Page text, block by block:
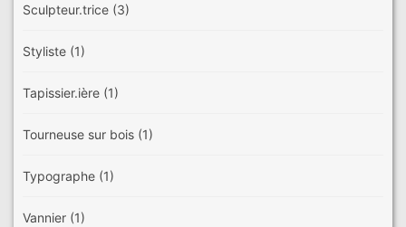
Sculpteur.trice (3)
Styliste (1)
Tapissier.ière (1)
Tourneuse sur bois (1)
Typographe (1)
Vannier (1)